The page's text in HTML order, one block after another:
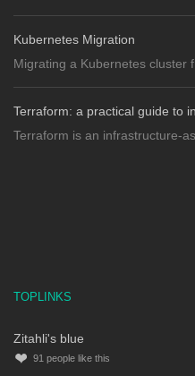
Kubernetes Migration
Migrating a Kubernetes cluster
Terraform: a practical guide to
Terraform is an infrastructure-
TOPLINKS
Zitahli's blue
91 people like this